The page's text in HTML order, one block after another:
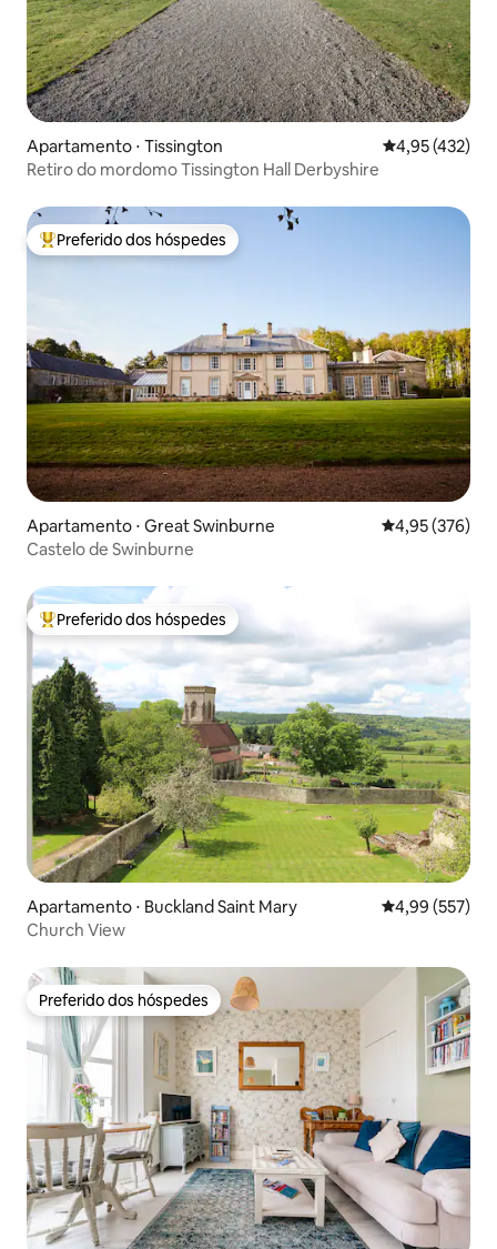
Apartamento ⋅ Tissington 4,95 de uma
4,95 (432)
Retiro do mordomo Tissington Hall Derbyshire
Entre os melhores preferidos dos hóspedes
Preferido dos hóspedes
Apartamento ⋅ Great Swinburne 4,95 de uma
4,95 (376)
Castelo de Swinburne
Entre os melhores preferidos dos hóspedes
Preferido dos hóspedes
Apartamento ⋅ Buckland Saint Mary 4,99 de uma
4,99 (557)
Church View
Preferido dos hóspedes
Preferido dos hóspedes